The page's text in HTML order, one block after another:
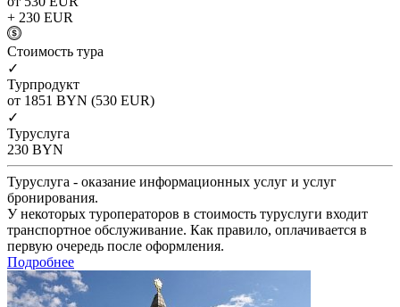
+ 230 EUR
Cтоимость тура
✓
Турпродукт
от 1851 BYN (530 EUR)
✓
Туруслуга
230 BYN
Туруслуга - оказание информационных услуг и услуг
бронирования.
У некоторых туроператоров в стоимость туруслуги входит
транспортное обслуживание. Как правило, оплачивается в
первую очередь после оформления.
Подробнее